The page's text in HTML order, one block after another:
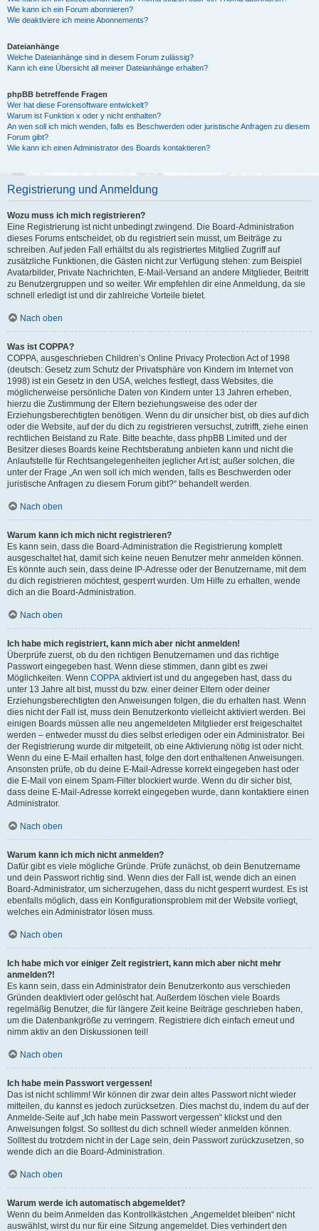
Wie kann ich ein Forum abonnieren?
Wie deaktiviere ich meine Abonnements?
Dateianhänge
Welche Dateianhänge sind in diesem Forum zulässig?
Kann ich eine Übersicht all meiner Dateianhänge erhalten?
phpBB betreffende Fragen
Wer hat diese Forensoftware entwickelt?
Warum ist Funktion x oder y nicht enthalten?
An wen soll ich mich wenden, falls es Beschwerden oder juristische Anfragen zu diesem
Forum gibt?
Wie kann ich einen Administrator des Boards kontaktieren?
Registrierung und Anmeldung
Wozu muss ich mich registrieren?
Eine Registrierung ist nicht unbedingt zwingend. Die Board-Administration
dieses Forums entscheidet, ob du registriert sein musst, um Beiträge zu
schreiben. Auf jeden Fall erhältst du als registriertes Mitglied Zugriff auf
zusätzliche Funktionen, die Gästen nicht zur Verfügung stehen: zum Beispiel
Avatarbilder, Private Nachrichten, E-Mail-Versand an andere Mitglieder, Beitritt
zu Benutzergruppen und so weiter. Wir empfehlen dir eine Anmeldung, da sie
schnell erledigt ist und dir zahlreiche Vorteile bietet.
Nach oben
Was ist COPPA?
COPPA, ausgeschrieben Children’s Online Privacy Protection Act of 1998
(deutsch: Gesetz zum Schutz der Privatsphäre von Kindern im Internet von
1998) ist ein Gesetz in den USA, welches festlegt, dass Websites, die
möglicherweise persönliche Daten von Kindern unter 13 Jahren erheben,
hierzu die Zustimmung der Eltern beziehungsweise des oder der
Erziehungsberechtigten benötigen. Wenn du dir unsicher bist, ob dies auf dich
oder die Website, auf der du dich zu registrieren versuchst, zutrifft, ziehe einen
rechtlichen Beistand zu Rate. Bitte beachte, dass phpBB Limited und der
Besitzer dieses Boards keine Rechtsberatung anbieten kann und nicht die
Anlaufstelle für Rechtsangelegenheiten jeglicher Art ist; außer solchen, die
unter der Frage „An wen soll ich mich wenden, falls es Beschwerden oder
juristische Anfragen zu diesem Forum gibt?“ behandelt werden.
Nach oben
Warum kann ich mich nicht registrieren?
Es kann sein, dass die Board-Administration die Registrierung komplett
ausgeschaltet hat, damit sich keine neuen Benutzer mehr anmelden können.
Es könnte auch sein, dass deine IP-Adresse oder der Benutzername, mit dem
du dich registrieren möchtest, gesperrt wurden. Um Hilfe zu erhalten, wende
dich an die Board-Administration.
Nach oben
Ich habe mich registriert, kann mich aber nicht anmelden!
Überprüfe zuerst, ob du den richtigen Benutzernamen und das richtige
Passwort eingegeben hast. Wenn diese stimmen, dann gibt es zwei
Möglichkeiten. Wenn COPPA aktiviert ist und du angegeben hast, dass du
unter 13 Jahre alt bist, musst du bzw. einer deiner Eltern oder deiner
Erziehungsberechtigten den Anweisungen folgen, die du erhalten hast. Wenn
dies nicht der Fall ist, muss dein Benutzerkonto vielleicht aktiviert werden. Bei
einigen Boards müssen alle neu angemeldeten Mitglieder erst freigeschaltet
werden – entweder musst du dies selbst erledigen oder ein Administrator. Bei
der Registrierung wurde dir mitgeteilt, ob eine Aktivierung nötig ist oder nicht.
Wenn du eine E-Mail erhalten hast, folge den dort enthaltenen Anweisungen.
Ansonsten prüfe, ob du deine E-Mail-Adresse korrekt eingegeben hast oder
die E-Mail von einem Spam-Filter blockiert wurde. Wenn du dir sicher bist,
dass deine E-Mail-Adresse korrekt eingegeben wurde, dann kontaktiere einen
Administrator.
Nach oben
Warum kann ich mich nicht anmelden?
Dafür gibt es viele mögliche Gründe. Prüfe zunächst, ob dein Benutzername
und dein Passwort richtig sind. Wenn dies der Fall ist, wende dich an einen
Board-Administrator, um sicherzugehen, dass du nicht gesperrt wurdest. Es ist
ebenfalls möglich, dass ein Konfigurationsproblem mit der Website vorliegt,
welches ein Administrator lösen muss.
Nach oben
Ich habe mich vor einiger Zeit registriert, kann mich aber nicht mehr
anmelden?!
Es kann sein, dass ein Administrator dein Benutzerkonto aus verschieden
Gründen deaktiviert oder gelöscht hat. Außerdem löschen viele Boards
regelmäßig Benutzer, die für längere Zeit keine Beiträge geschrieben haben,
um die Datenbankgröße zu verringern. Registriere dich einfach erneut und
nimm aktiv an den Diskussionen teil!
Nach oben
Ich habe mein Passwort vergessen!
Das ist nicht schlimm! Wir können dir zwar dein altes Passwort nicht wieder
mitteilen, du kannst es jedoch zurücksetzen. Dies machst du, indem du auf der
Anmelde-Seite auf „Ich habe mein Passwort vergessen“ klickst und den
Anweisungen folgst. So solltest du dich schnell wieder anmelden können.
Solltest du trotzdem nicht in der Lage sein, dein Passwort zurückzusetzen, so
wende dich an die Board-Administration.
Nach oben
Warum werde ich automatisch abgemeldet?
Wenn du beim Anmelden das Kontrollkästchen „Angemeldet bleiben“ nicht
auswählst, wirst du nur für eine Sitzung angemeldet. Dies verhindert den